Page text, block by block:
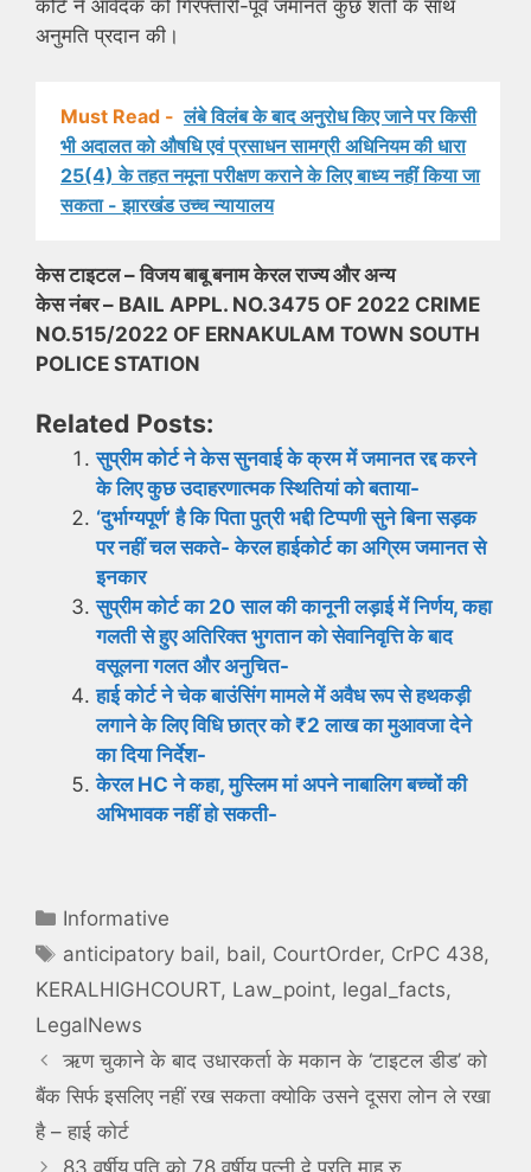
कोर्ट ने आवेदक को गिरफ्तारी-पूर्व जमानत कुछ शर्तो के साथ
अनुमति प्रदान की।
Must Read - लंबे विलंब के बाद अनुरोध किए जाने पर किसी
भी अदालत को औषधि एवं प्रसाधन सामग्री अधिनियम की धारा
25(4) के तहत नमूना परीक्षण कराने के लिए बाध्य नहीं किया जा
सकता - झारखंड उच्च न्यायालय
केस टाइटल – विजय बाबू बनाम केरल राज्य और अन्य
केस नंबर – BAIL APPL. NO.3475 OF 2022 CRIME
NO.515/2022 OF ERNAKULAM TOWN SOUTH
POLICE STATION
Related Posts:
सुप्रीम कोर्ट ने केस सुनवाई के क्रम में जमानत रद्द करने
के लिए कुछ उदाहरणात्मक स्थितियां को बताया-
‘दुर्भाग्यपूर्ण’ है कि पिता पुत्री भद्दी टिप्पणी सुने बिना सड़क
पर नहीं चल सकते- केरल हाईकोर्ट का अग्रिम जमानत से
इनकार
सुप्रीम कोर्ट का 20 साल की कानूनी लड़ाई में निर्णय, कहा
गलती से हुए अतिरिक्त भुगतान को सेवानिवृत्ति के बाद
वसूलना गलत और अनुचित-
हाई कोर्ट ने चेक बाउंसिंग मामले में अवैध रूप से हथकड़ी
लगाने के लिए विधि छात्र को ₹2 लाख का मुआवजा देने
का दिया निर्देश-
केरल HC ने कहा, मुस्लिम मां अपने नाबालिग बच्चों की
अभिभावक नहीं हो सकती-
Categories
Informative
Tags
anticipatory bail, bail, CourtOrder, CrPC 438,
KERALHIGHCOURT, Law_point, legal_facts,
LegalNews
ऋण चुकाने के बाद उधारकर्ता के मकान के ‘टाइटल डीड’ को
बैंक सिर्फ इसलिए नहीं रख सकता क्योकि उसने दूसरा लोन ले रखा
है – हाई कोर्ट
83 वर्षीय पति को 78 वर्षीय पत्नी दे प्रति माह रु.